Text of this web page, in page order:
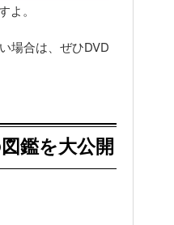
。
場合は、ぜひDVD
鑑を大公開